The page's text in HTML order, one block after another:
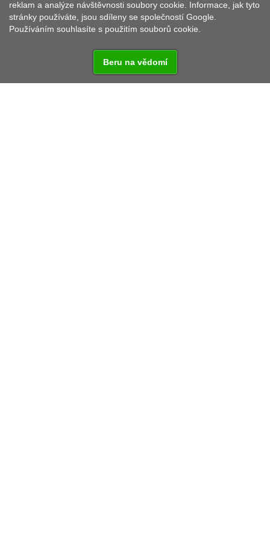
reklam a analýze návštěvnosti soubory cookie. Informace, jak tyto
stránky používáte, jsou sdíleny se společností Google.
Používáním souhlasíte s použitím souborů cookie.
Beru na vědomí